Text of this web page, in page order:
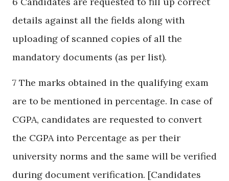
details against all the fields along with
uploading of scanned copies of all the
mandatory documents (as per list).
7 The marks obtained in the qualifying exam
are to be mentioned in percentage. In case of
CGPA, candidates are requested to convert
the CGPA into Percentage as per their
university norms and the same will be verified
during document verification. [Candidates